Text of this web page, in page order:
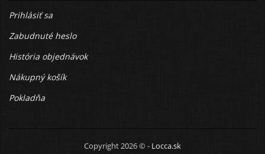
Prihlásiť sa
Zabudnuté heslo
História objednávok
Nákupný košík
Pokladňa
Copyright 2026 © - Locca.sk